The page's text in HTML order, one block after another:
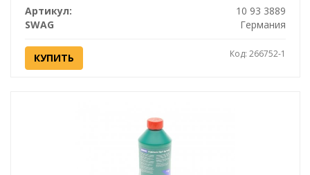
Артикул:
10 93 3889
SWAG
Германия
КУПИТЬ Код: 266752-1